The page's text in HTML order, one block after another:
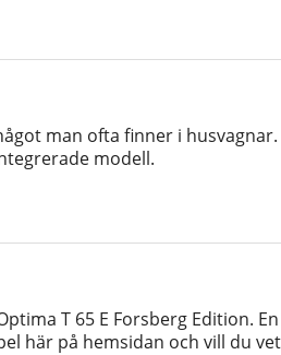
man ofta finner i
modell.
T 65 E Forsberg Edition.
här på hemsidan och vill du